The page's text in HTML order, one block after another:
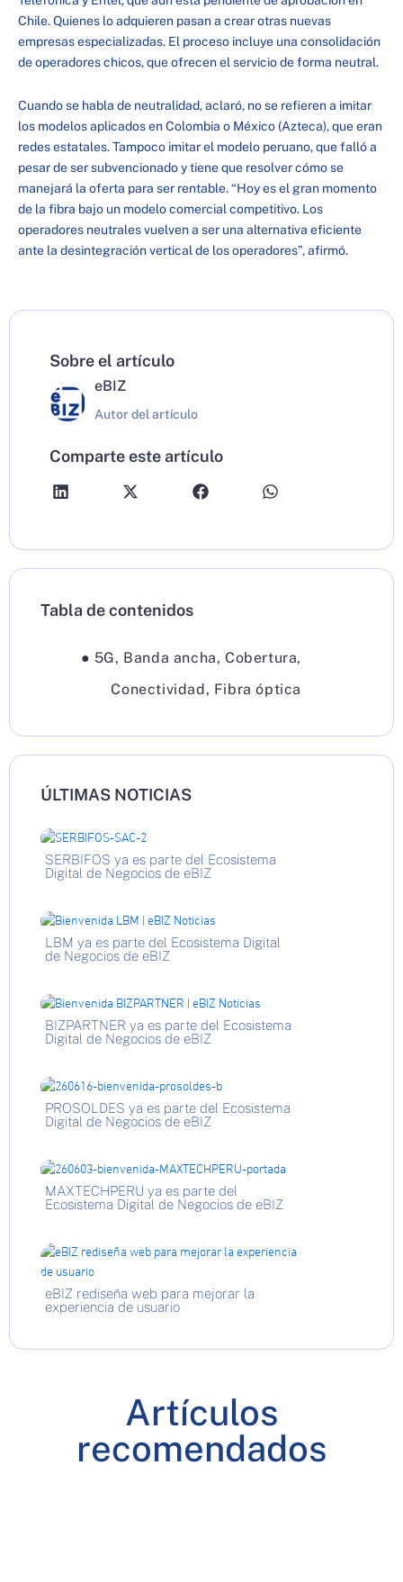
Chile. Quienes lo adquieren pasan a crear otras nuevas
empresas especializadas. El proceso incluye una consolidación
de operadores chicos, que ofrecen el servicio de forma neutral.
Cuando se habla de neutralidad, aclaró, no se refieren a imitar
los modelos aplicados en Colombia o México (Azteca), que eran
redes estatales. Tampoco imitar el modelo peruano, que falló a
pesar de ser subvencionado y tiene que resolver cómo se
manejará la oferta para ser rentable. “Hoy es el gran momento
de la fibra bajo un modelo comercial competitivo. Los
operadores neutrales vuelven a ser una alternativa eficiente
ante la desintegración vertical de los operadores”, afirmó.
Sobre el artículo
eBIZ
Autor del artículo
Comparte este artículo
Tabla de contenidos
● 5G, Banda ancha, Cobertura,
Conectividad , Fibra óptica
ÚLTIMAS NOTICIAS
SERBIFOS ya es parte del Ecosistema
Digital de Negocios de eBIZ
LBM ya es parte del Ecosistema Digital
de Negocios de eBIZ
BIZPARTNER ya es parte del Ecosistema
Digital de Negocios de eBIZ
PROSOLDES ya es parte del Ecosistema
Digital de Negocios de eBIZ
MAXTECHPERU ya es parte del
Ecosistema Digital de Negocios de eBIZ
eBIZ rediseña web para mejorar la
experiencia de usuario
Artículos
recomendados